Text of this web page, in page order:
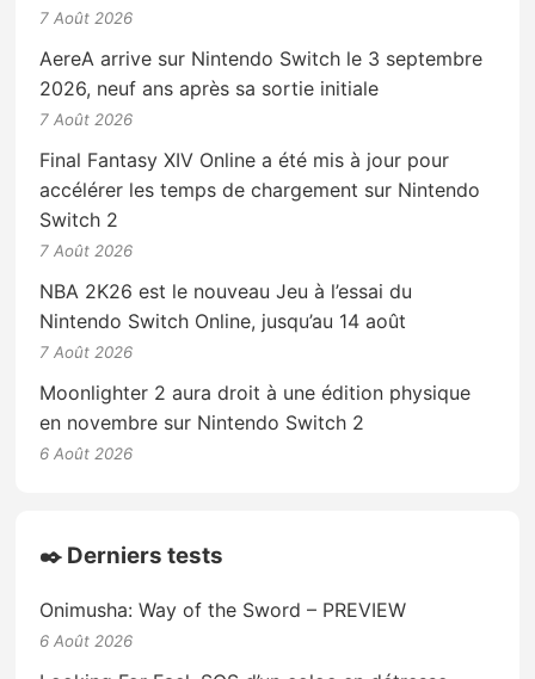
7 Août 2026
AereA arrive sur Nintendo Switch le 3 septembre
2026, neuf ans après sa sortie initiale
7 Août 2026
Final Fantasy XIV Online a été mis à jour pour
accélérer les temps de chargement sur Nintendo
Switch 2
7 Août 2026
NBA 2K26 est le nouveau Jeu à l’essai du
Nintendo Switch Online, jusqu’au 14 août
7 Août 2026
Moonlighter 2 aura droit à une édition physique
en novembre sur Nintendo Switch 2
6 Août 2026
✒️ Derniers tests
Onimusha: Way of the Sword – PREVIEW
6 Août 2026